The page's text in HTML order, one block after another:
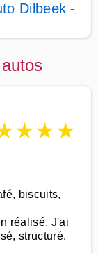
Dilbeek -
★★★
biscuits,
réalisé. J'ai
structuré.